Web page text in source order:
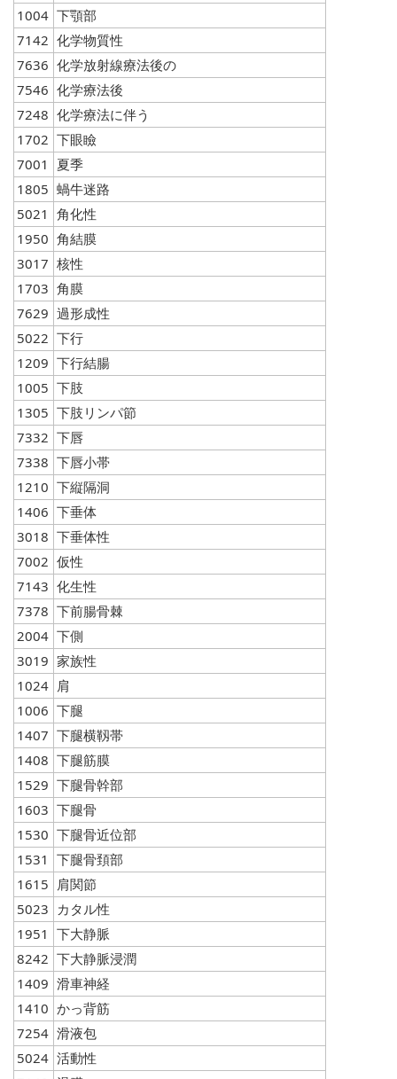
1004 下顎部
7142 化学物質性
7636 化学放射線療法後の
7546 化学療法後
7248 化学療法に伴う
1702 下眼瞼
7001
夏季
1805 蝸牛迷路
5021 角化性
1950 角結膜
3017 核性
1703 角膜
7629 過形成性
5022 下行
1209 下行結腸
1005 下肢
1305 下肢リンパ節
7332 下唇
7338 下唇小帯
1210 下縦隔洞
1406 下垂体
3018 下垂体性
7002 仮性
7143 化生性
7378 下前腸骨棘
2004 下側
3019 家族性
1024 肩
1006 下腿
1407 下腿横靱帯
1408 下腿筋膜
1529 下腿骨幹部
1603 下腿骨
1530 下腿骨近位部
1531 下腿骨頚部
1615 肩関節
5023 カタル性
1951 下大静脈
8242 下大静脈浸潤
1409 滑車神経
1410 かっ背筋
7254 滑液包
5024 活動性